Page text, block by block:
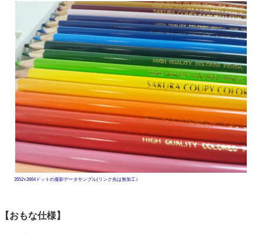
3552×2664ドットの撮影データサンプル(リンク先は無加工）
【おもな仕様】